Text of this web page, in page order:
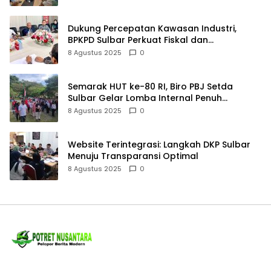
Dukung Percepatan Kawasan Industri,
BPKPD Sulbar Perkuat Fiskal dan
Perencanaan Pendapatan
8 Agustus 2025 0
Semarak HUT ke-80 RI, Biro PBJ Setda
Sulbar Gelar Lomba Internal Penuh
Kebersamaan
8 Agustus 2025 0
Website Terintegrasi: Langkah DKP Sulbar
Menuju Transparansi Optimal
8 Agustus 2025 0